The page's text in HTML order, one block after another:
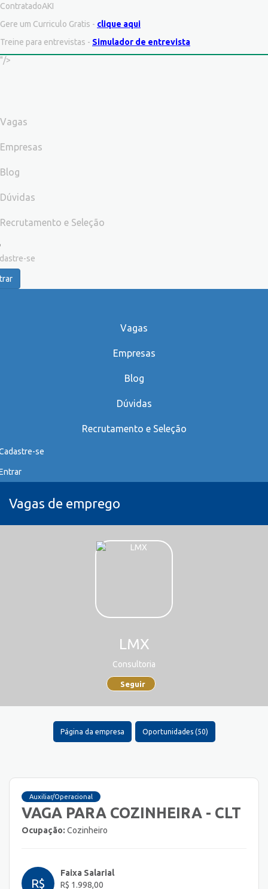
ContratadoAKI
Gere um Curriculo Gratis - clique aqui
Treine para entrevistas - Simulador de entrevista
"/>
Vagas
Empresas
Blog
Dúvidas
Recrutamento e Seleção
se
Vagas
Empresas
Blog
Dúvidas
Recrutamento e Seleção
se
Vagas de emprego
LMX
Consultoria
Seguir
Página da empresa Oportunidades (50)
Auxiliar/Operacional
VAGA PARA COZINHEIRA - CLT
Ocupação: Cozinheiro
R$
Faixa Salarial
R$ 1.998,00